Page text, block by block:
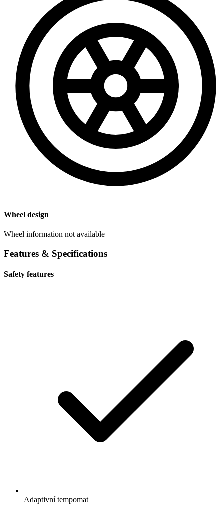
Wheel design
Wheel information not available
Features & Specifications
Safety features
Adaptivní tempomat